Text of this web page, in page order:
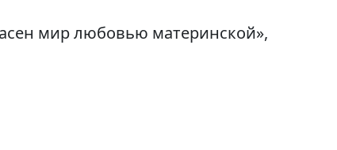
мир любовью материнской»,